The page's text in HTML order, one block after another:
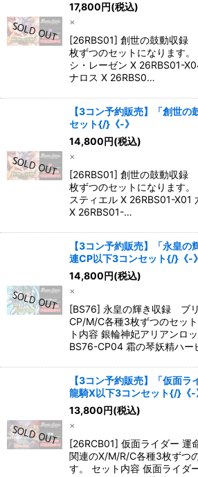
17,800 円(税込)
×
[26RBS01] 創世の鼓動収録
枚ずつのセットになります
シ・レーゼン X 26RBS01-
ナロス X 26RBS0…
【3コン予約販売】「創世
セット{/}《-》
14,800 円(税込)
×
[26RBS01] 創世の鼓動収録
枚ずつのセットになります
スティエル X 26RBS01-X01
X 26RBS01-…
【3コン予約販売】「永皇の
連CP以下3コンセット{/}《-》
14,800 円(税込)
×
[BS76] 永皇の輝き収録 ブ
CP/M/C各種3枚ずつのセッ
ト内容 銀輪神妃アリアンロ
BS76-CP04 霜の琴妖精ハー
【3コン予約販売】「仮面ラ
龍騎X以下3コンセット{/}《-
13,800 円(税込)
×
[26RCB01] 仮面ライダー
関連のX/M/R/C各種3枚ずつ
す。 セット内容 仮面ライダ